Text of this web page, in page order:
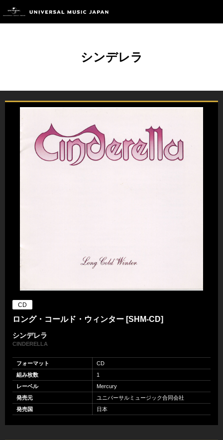
シンデレラ
CD
ロング・コールド・ウィンター [SHM-CD]
シンデレラ
CINDERELLA
フォーマット
CD
組み枚数
1
レーベル
Mercury
発売元
ユニバーサルミュージック合同会社
発売国
日本